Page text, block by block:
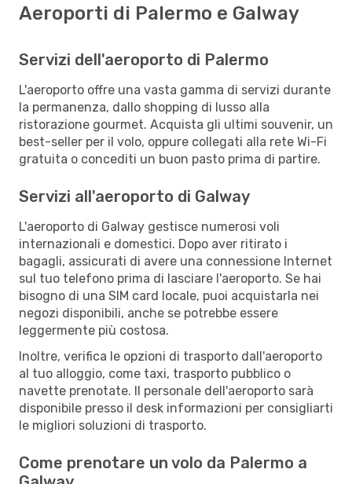
Aeroporti di Palermo e Galway
Servizi dell'aeroporto di Palermo
L'aeroporto offre una vasta gamma di servizi durante
la permanenza, dallo shopping di lusso alla
ristorazione gourmet. Acquista gli ultimi souvenir, un
best-seller per il volo, oppure collegati alla rete Wi-Fi
gratuita o concediti un buon pasto prima di partire.
Servizi all'aeroporto di Galway
L'aeroporto di Galway gestisce numerosi voli
internazionali e domestici. Dopo aver ritirato i
bagagli, assicurati di avere una connessione Internet
sul tuo telefono prima di lasciare l'aeroporto. Se hai
bisogno di una SIM card locale, puoi acquistarla nei
negozi disponibili, anche se potrebbe essere
leggermente più costosa.
Inoltre, verifica le opzioni di trasporto dall'aeroporto
al tuo alloggio, come taxi, trasporto pubblico o
navette prenotate. Il personale dell'aeroporto sarà
disponibile presso il desk informazioni per consigliarti
le migliori soluzioni di trasporto.
Come prenotare un volo da Palermo a